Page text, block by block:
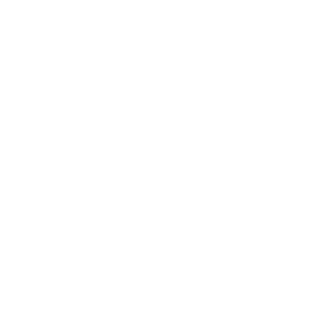
e Paisagismo para Condomínios
Jardinagem Perto de Mim
Jardinagem Próximo a Mim
em Jardinagem